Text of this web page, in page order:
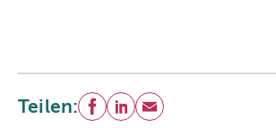
Teilen: Facebook
LinkedIn
E-Mail